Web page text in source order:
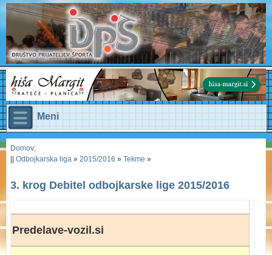
Meni
Domov:
Odbojkarska liga » 2015/2016 » Tekme »
3. krog Debitel odbojkarske lige 2015/2016
Predelave-vozil.si